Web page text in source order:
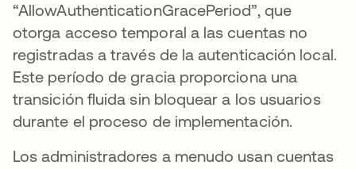
“AllowAuthenticationGracePeriod”, que
otorga acceso temporal a las cuentas no
registradas a través de la autenticación local.
Este período de gracia proporciona una
transición fluida sin bloquear a los usuarios
durante el proceso de implementación.
Los administradores a menudo usan cuentas